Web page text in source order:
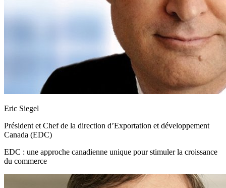
Eric Siegel
Président et Chef de la direction d’Exportation et développement
Canada (EDC)
EDC : une approche canadienne unique pour stimuler la croissance
du commerce